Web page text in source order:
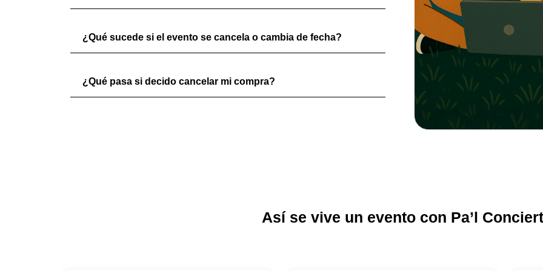
¿Qué sucede si el evento se cancela o cambia de fecha?
¿Qué pasa si decido cancelar mi compra?
Así se vive un evento con Pa’l